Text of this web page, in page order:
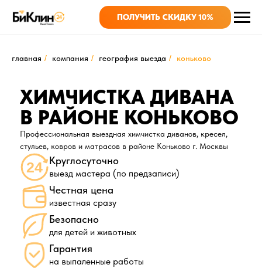
ПОЛУЧИТЬ СКИДКУ 10%
главная / компания / география выезда / коньково
ХИМЧИСТКА ДИВАНА
В РАЙОНЕ КОНЬКОВО
Профессиональная выездная химчистка диванов, кресел,
стульев, ковров и матрасов в районе Коньково г. Москвы
Круглосуточно
выезд мастера (по предзаписи)
Честная цена
известная сразу
Безопасно
для детей и животных
Гарантия
на выпаленные работы